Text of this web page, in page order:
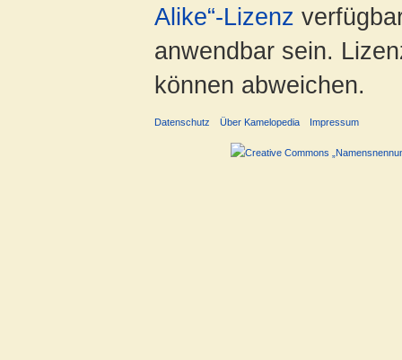
Alike“-Lizenz
anwendbar sein.
können abweichen.
Datenschutz Über Kamelopedia Impressum